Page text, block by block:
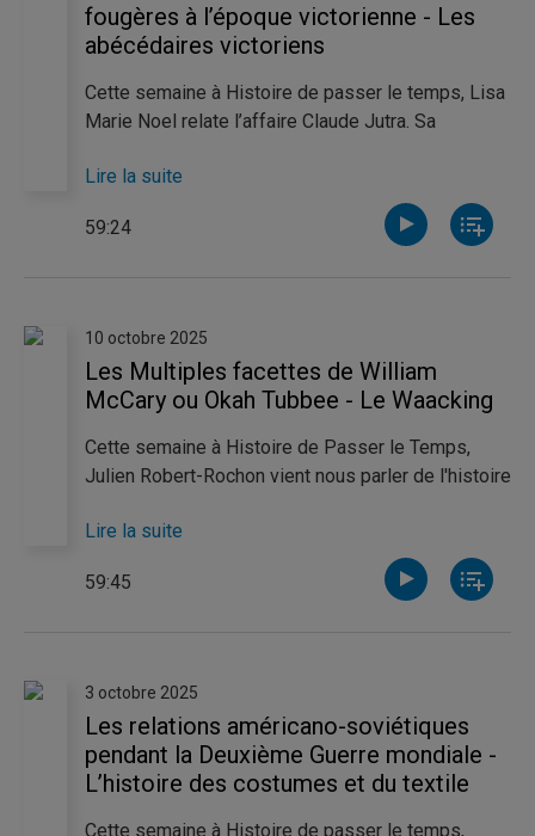
fougères à l’époque victorienne - Les
abécédaires victoriens
Cette semaine à Histoire de passer le temps, Lisa
Marie Noel relate l’affaire Claude Jutra. Sa
toponymie et de culture de l’annulation. Claudèle
Richard discute quant à elle de la ptéridomanie,
nom donné à l’obsession des Victoriens pour les
Victoria Couture nous fait découvrir une source
historique méconnue, l’abécédaire, et nous
présente son intérêt pour la compréhension des
enjeux de notre société.
Lire la suite
59:24
10 octobre 2025
Les Multiples facettes de William
McCary ou Okah Tubbee - Le Waacking
Cette semaine à Histoire de Passer le Temps,
Julien Robert-Rochon vient nous parler de l'histoire
multiples facettes de ce personnage. Par la suite,
Charlotte Lafleur nous parle du Waacking, une
danse issue de la communauté queer.
Lire la suite
59:45
3 octobre 2025
Les relations américano-soviétiques
pendant la Deuxième Guerre mondiale -
L’histoire des costumes et du textile
Cette semaine à Histoire de passer le temps,